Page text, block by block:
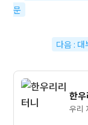
문
다음 :
한
우리